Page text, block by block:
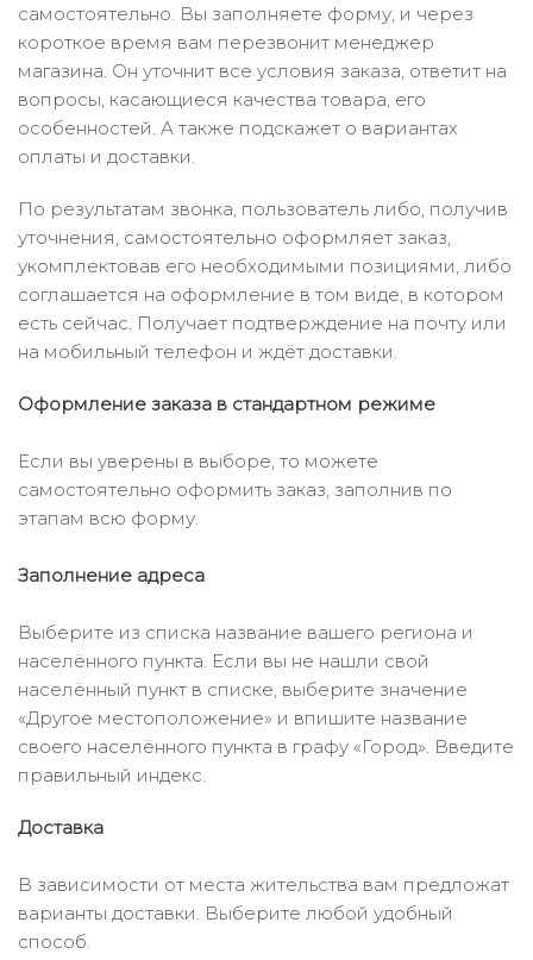
самостоятельно. Вы заполняете форму, и через
короткое время вам перезвонит менеджер
магазина. Он уточнит все условия заказа, ответит на
вопросы, касающиеся качества товара, его
особенностей. А также подскажет о вариантах
оплаты и доставки.
По результатам звонка, пользователь либо, получив
уточнения, самостоятельно оформляет заказ,
укомплектовав его необходимыми позициями, либо
соглашается на оформление в том виде, в котором
есть сейчас. Получает подтверждение на почту или
на мобильный телефон и ждёт доставки.
Оформление заказа в стандартном режиме
Если вы уверены в выборе, то можете
самостоятельно оформить заказ, заполнив по
этапам всю форму.
Заполнение адреса
Выберите из списка название вашего региона и
населённого пункта. Если вы не нашли свой
населённый пункт в списке, выберите значение
«Другое местоположение» и впишите название
своего населённого пункта в графу «Город». Введите
правильный индекс.
Доставка
В зависимости от места жительства вам предложат
варианты доставки. Выберите любой удобный
способ.